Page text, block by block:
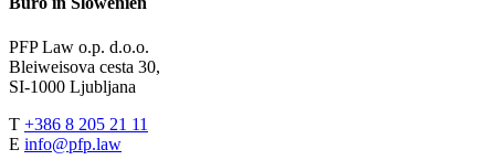
PFP Law o.p. d.o.o.
Bleiweisova cesta 30,
SI-1000 Ljubljana
T +386 8 205 21 11
E info@pfp.law